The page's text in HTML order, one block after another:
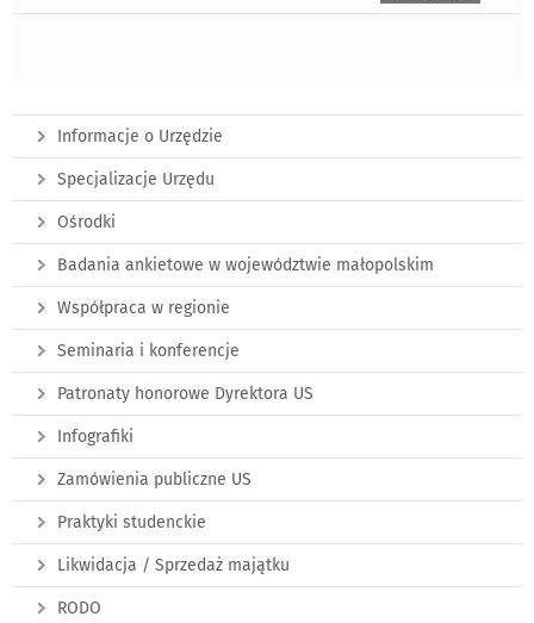
Informacje o Urzędzie
Specjalizacje Urzędu
Ośrodki
Badania ankietowe w województwie małopolskim
Współpraca w regionie
Seminaria i konferencje
Patronaty honorowe Dyrektora US
Infografiki
Zamówienia publiczne US
Praktyki studenckie
Likwidacja / Sprzedaż majątku
RODO